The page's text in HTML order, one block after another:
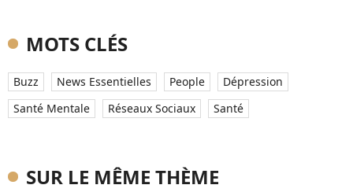
MOTS CLÉS
Buzz News Essentielles People
Dépression
Santé Mentale
Réseaux Sociaux Santé
SUR LE MÊME THÈME